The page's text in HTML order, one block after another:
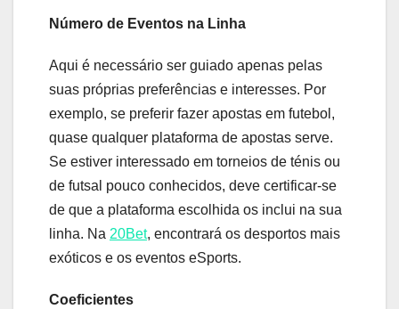
Número de Eventos na Linha
Aqui é necessário ser guiado apenas pelas
suas próprias preferências e interesses. Por
exemplo, se preferir fazer apostas em futebol,
quase qualquer plataforma de apostas serve.
Se estiver interessado em torneios de ténis ou
de futsal pouco conhecidos, deve certificar-se
de que a plataforma escolhida os inclui na sua
linha. Na 20Bet, encontrará os desportos mais
exóticos e os eventos eSports.
Coeficientes